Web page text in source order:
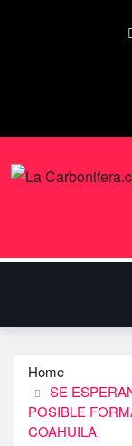
Home
SE
POSIBLE
COAHUILA